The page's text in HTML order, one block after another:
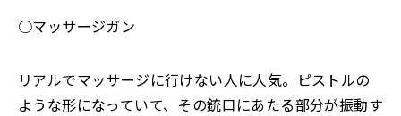
○マッサージガン
リアルでマッサージに行けない人に人気。ピストルの
ような形になっていて、その銃口にあたる部分が振動す